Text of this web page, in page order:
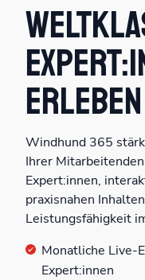
erleben
Windhund 365
Ihrer
Expert:innen,
praxisnahen
Leistungsfähigkeit
Monatliche Live-
Expert:innen